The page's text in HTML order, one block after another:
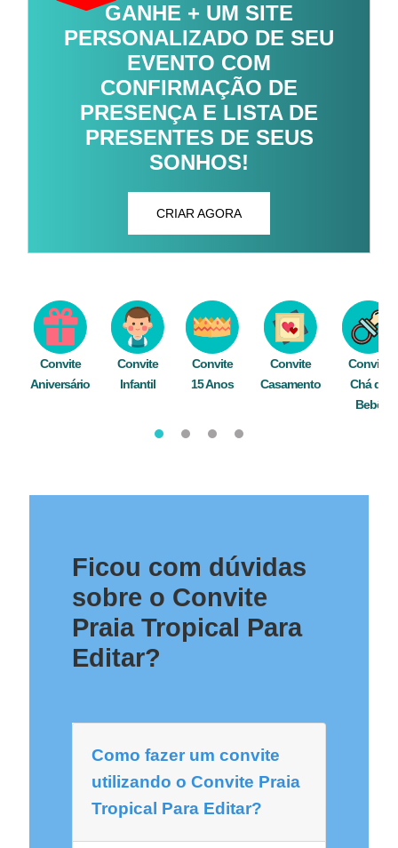
GANHE + UM SITE
PERSONALIZADO DE SEU
EVENTO COM
CONFIRMAÇÃO DE
PRESENÇA E LISTA DE
PRESENTES DE SEUS
SONHOS!
CRIAR AGORA
Convite
Aniversário
Convite
Infantil
Convite
15 Anos
Convite
Casamento
Convite
Chá de
Bebê
Ficou com dúvidas
sobre o Convite
Praia Tropical Para
Editar?
Como fazer um convite
utilizando o Convite Praia
Tropical Para Editar?